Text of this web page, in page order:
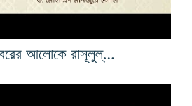
হাদীসে জাবেরের আলোকে রাসূলুল্লাহ সা.-এর হজ্জ